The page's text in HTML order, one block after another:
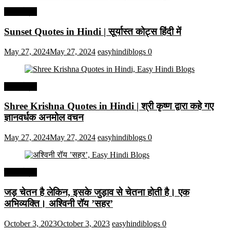
Sunset Quotes in Hindi | सूर्यास्त कोट्स हिंदी में
May 27, 2024May 27, 2024 easyhindiblogs 0
Shree Krishna Quotes in Hindi | श्री कृष्ण द्वारा कहे गए
ज्ञानवर्धक अनमोल वचन
May 27, 2024May 27, 2024 easyhindiblogs 0
जड़ चेतन है लेकिन, इसके जुड़ाव से चेतना होती है। एक
अभिव्यक्ति। अश्विनी रॉय ’सहर’
October 3, 2023October 3, 2023 easyhindiblogs 0